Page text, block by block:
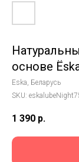
основе
Eska, Беларусь
SKU:
1 390 р.